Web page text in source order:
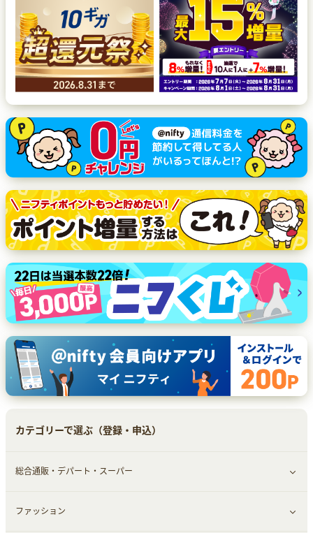
カテゴリーで選ぶ（登録・申込）
総合通販・デパート・スーパー
すべて見る
ファッション